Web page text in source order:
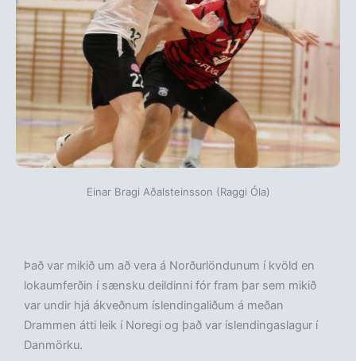
Einar Bragi Aðalsteinsson (Raggi Óla)
Það var mikið um að vera á Norðurlöndunum í kvöld en
lokaumferðin í sænsku deildinni fór fram þar sem mikið
var undir hjá ákveðnum íslendingaliðum á meðan
Drammen átti leik í Noregi og það var íslendingaslagur í
Danmörku.